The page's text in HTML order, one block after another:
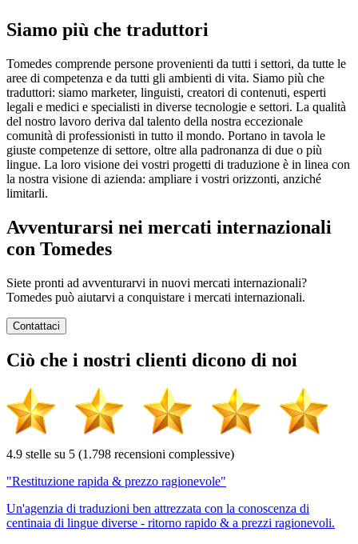
Siamo più che traduttori
Tomedes comprende persone provenienti da tutti i settori, da tutte le
aree di competenza e da tutti gli ambienti di vita. Siamo più che
traduttori: siamo marketer, linguisti, creatori di contenuti, esperti
legali e medici e specialisti in diverse tecnologie e settori. La qualità
del nostro lavoro deriva dal talento della nostra eccezionale
comunità di professionisti in tutto il mondo. Portano in tavola le
giuste competenze di settore, oltre alla padronanza di due o più
lingue. La loro visione dei vostri progetti di traduzione è in linea con
la nostra visione di azienda: ampliare i vostri orizzonti, anziché
limitarli.
Avventurarsi nei mercati internazionali
con Tomedes
Siete pronti ad avventurarvi in nuovi mercati internazionali?
Tomedes può aiutarvi a conquistare i mercati internazionali.
Contattaci
Ciò che i nostri clienti dicono di noi
4.9 stelle su 5 (1.798 recensioni complessive)
"Restituzione rapida & prezzo ragionevole"
Un'agenzia di traduzioni ben attrezzata con la conoscenza di
centinaia di lingue diverse - ritorno rapido & a prezzi ragionevoli.